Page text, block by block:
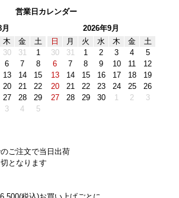
営業日カレンダー
木 金
土
30 31
1
6 7
8
13 14
15
20 21
22
27 28
29
3 4 5
2026年9月
日
月 火 水 木 金
土
30
31 1 2 3 4
5
6
7 8 9 10 11
12
13
14 15 16 17 18
19
20
21 22 23 24 25
26
27
28 29 30 1 2 3
ご注文で当日出荷
となります